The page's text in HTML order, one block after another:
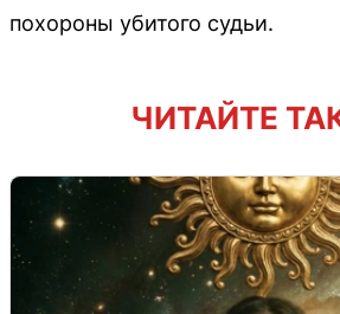
похороны убитого судьи.
ЧИТАЙТЕ